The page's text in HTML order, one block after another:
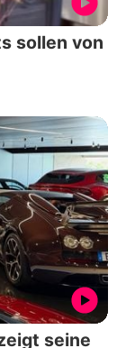
sollen von
seine